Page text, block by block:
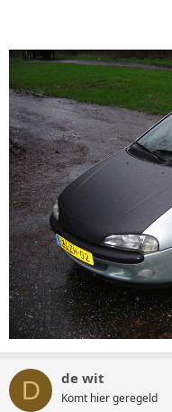
D de wit
Komt hier geregeld